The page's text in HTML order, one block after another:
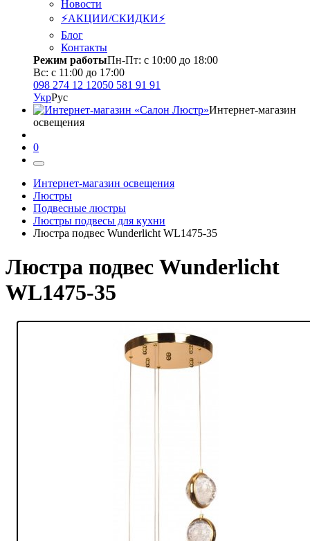
Новости
⚡АКЦИИ/СКИДКИ⚡
Блог
Контакты
Режим работыПн-Пт: с 10:00 до 18:00
Вс: с 11:00 до 17:00
098 274 12 12050 581 91 91
УкрРус
Интернет-магазин
освещения
0
Интернет-магазин освещения
Люстры
Подвесные люстры
Люстры подвесы для кухни
Люстра подвес Wunderlicht WL1475-35
Люстра подвес Wunderlicht
WL1475-35